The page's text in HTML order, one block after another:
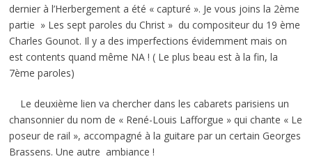
dernier à l’Herbergement a été « capturé ». Je vous joins la 2ème
partie » Les sept paroles du Christ » du compositeur du 19 ème
Charles Gounot. Il y a des imperfections évidemment mais on
est contents quand même NA ! ( Le plus beau est à la fin, la
7ème paroles)
Le deuxième lien va chercher dans les cabarets parisiens un
chansonnier du nom de « René-Louis Lafforgue » qui chante « Le
poseur de rail », accompagné à la guitare par un certain Georges
Brassens. Une autre ambiance !